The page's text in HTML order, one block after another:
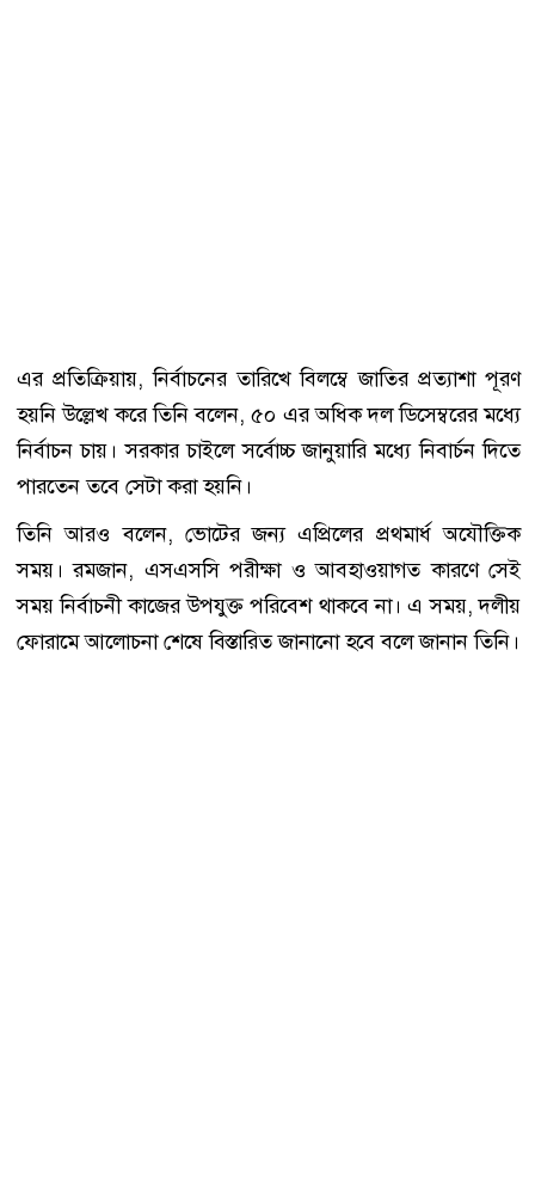
এর প্রতিক্রিয়ায়, নির্বাচনের তারিখে বিলম্বে জাতির প্রত্যাশা পূরণ
হয়নি উল্লেখ করে তিনি বলেন, ৫০ এর অধিক দল ডিসেম্বরের মধ্যে
নির্বাচন চায়। সরকার চাইলে সর্বোচ্চ জানুয়ারি মধ্যে নিবার্চন দিতে
পারতেন তবে সেটা করা হয়নি।
তিনি আরও বলেন, ভোটের জন্য এপ্রিলের প্রথমার্ধ অযৌক্তিক
সময়। রমজান, এসএসসি পরীক্ষা ও আবহাওয়াগত কারণে সেই
সময় নির্বাচনী কাজের উপযুক্ত পরিবেশ থাকবে না। এ সময়, দলীয়
ফোরামে আলোচনা শেষে বিস্তারিত জানানো হবে বলে জানান তিনি।